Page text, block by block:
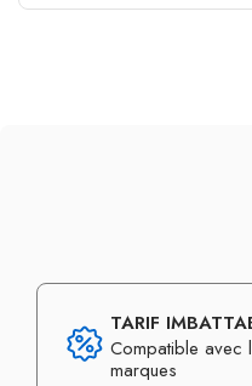
TARIF
Compatible avec
marques